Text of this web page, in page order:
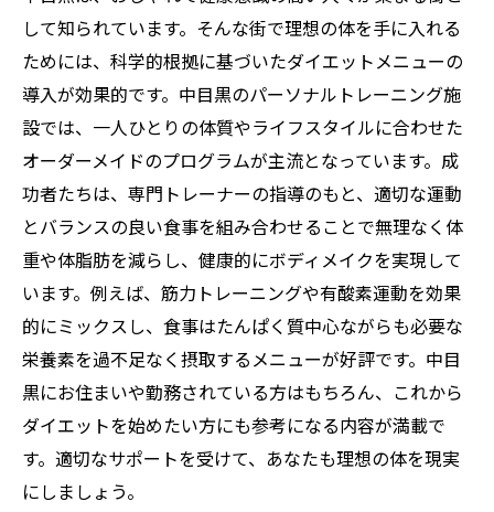
して知られています。そんな街で理想の体を手に入れる
ためには、科学的根拠に基づいたダイエットメニューの
導入が効果的です。中目黒のパーソナルトレーニング施
設では、一人ひとりの体質やライフスタイルに合わせた
オーダーメイドのプログラムが主流となっています。成
功者たちは、専門トレーナーの指導のもと、適切な運動
とバランスの良い食事を組み合わせることで無理なく体
重や体脂肪を減らし、健康的にボディメイクを実現して
います。例えば、筋力トレーニングや有酸素運動を効果
的にミックスし、食事はたんぱく質中心ながらも必要な
栄養素を過不足なく摂取するメニューが好評です。中目
黒にお住まいや勤務されている方はもちろん、これから
ダイエットを始めたい方にも参考になる内容が満載で
す。適切なサポートを受けて、あなたも理想の体を現実
にしましょう。